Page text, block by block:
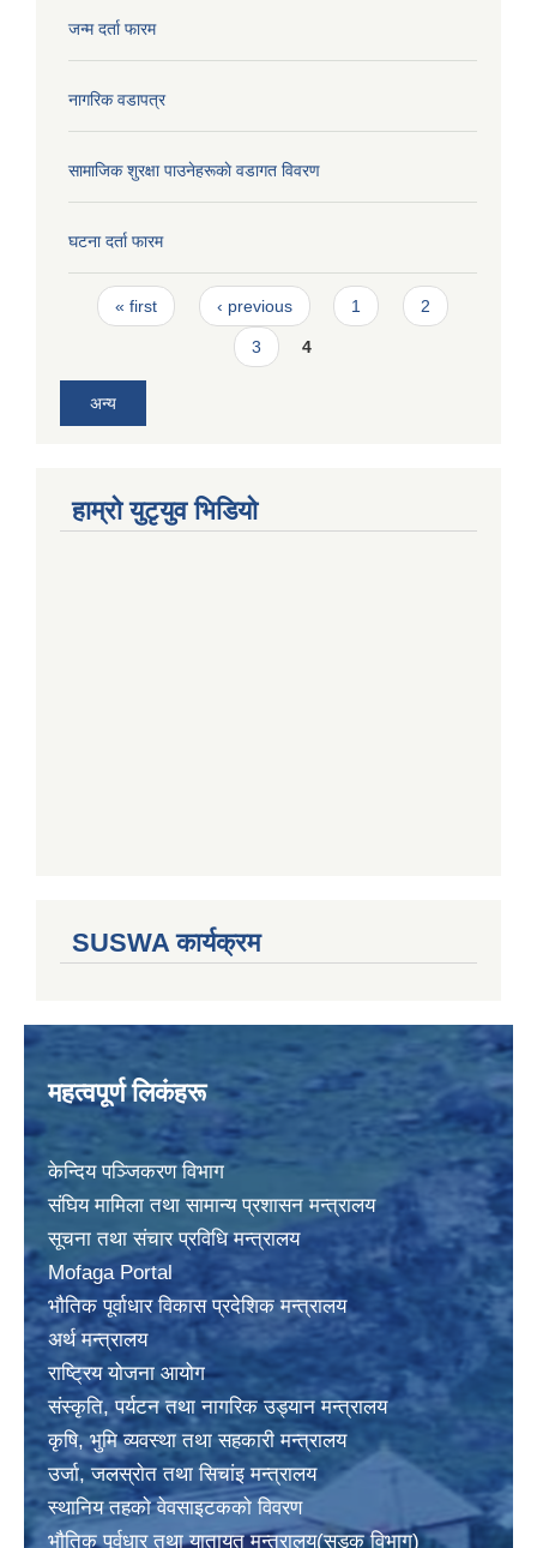
जन्म दर्ता फारम
नागरिक वडापत्र
सामाजिक शुरक्षा पाउनेहरूकाे वडागत विवरण
घटना दर्ता फारम
Pages
« first ‹ previous 1 2
3 4
अन्य
हाम्राे युटृयुव भिडियाे
SUSWA कार्यक्रम
महत्वपूर्ण लिकंहरू
केन्दिय पञ्जिकरण विभाग
संघिय मामिला तथा सामान्य प्रशासन मन्त्रालय
सूचना तथा संचार प्रविधि मन्त्रालय
Mofaga Portal
भाैतिक पूर्वाधार विकास प्रदेशिक मन्त्रालय
अर्थ मन्त्रालय
राष्ट्रिय योजना आयोग
संस्कृति, पर्यटन तथा नागरिक उड्यान मन्त्रालय
कृषि, भुमि व्यवस्था तथा सहकारी मन्त्रालय
उर्जा, जलस्राेत तथा सिचांइ मन्त्रालय
स्थानिय तहकाे वेवसाइटककाे विवरण
भाैतिक पूर्वधार तथा यातायत मन्त्रालय(सडक विभाग)